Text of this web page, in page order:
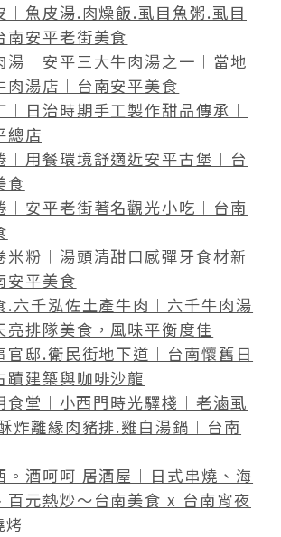
︱魚皮湯.肉燥飯.虱目魚粥.虱目
南安平老街美食
湯︱安平三大牛肉湯之一︱當地
肉湯店︱台南安平美食
︱日治時期手工製作甜品傳承︱
總店
︱用餐環境舒適近安平古堡︱台
食
︱安平老街著名觀光小吃︱台南
米粉︱湯頭清甜口感彈牙食材新
安平美食
.六千泓佐土產牛肉︱六千牛肉湯
亮排隊美食，風味平衡度佳
官邸.衛民街地下道︱台南懷舊日
蹟建築與咖啡沙龍
食堂︱小西門時光驛棧︱老滷虱
炸離緣肉豬排.雞白湯鍋︱台南
。酒呵呵 居酒屋︱日式串燒、海
百元熱炒～台南美食 x 台南宵夜
烤